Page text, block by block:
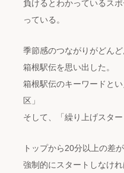
負けるとわかっているス
っている。
季節感のつながりがどん
箱根駅伝を思い出した。
箱根駅伝のキーワードと
区」
そして、「繰り上げスター
トップから20分以上の差が
強制的にスタートしなけ